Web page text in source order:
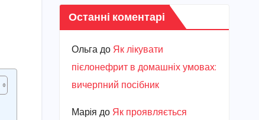
Останні коментарі
Ольгадо Як лікувати
пієлонефрит в домашніх умовах:
вичерпний посібник
Марiя до Як проявляється